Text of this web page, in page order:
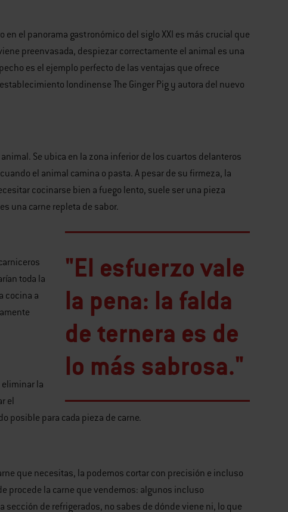
en el panorama gastronómico del siglo XXI es más crucial que
preenvasada, despiezar correctamente el animal es una
es el ejemplo perfecto de las ventajas que ofrece
londinense The Ginger Pig y autora del nuevo
Se ubica en la zona inferior de los cuartos delanteros
el animal camina o pasta. A pesar de su firmeza, la
cocinarse bien a fuego lento, suele ser una pieza
una carne repleta de sabor.
"El esfuerzo vale
la pena: la falda
de ternera es de
lo más sabrosa."
toda la
cocina a
eliminar la
el
posible para cada pieza de carne.
que necesitas, la podemos cortar con precisión e incluso
procede la carne que vendemos: algunos incluso
sección de refrigerados, no sabes de dónde viene ni, lo que